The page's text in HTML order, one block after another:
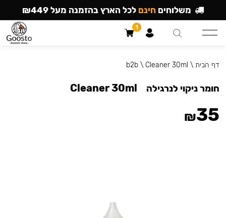
דף הבית \
b2b\ Cleaner 30ml
חומר ניקוי לנרגילה Cleaner 30ml
₪35
משלוחים חינם לכל הארץ בהזמנה מעל ₪449
1